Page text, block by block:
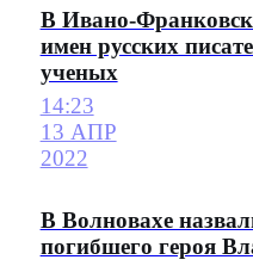
В Ивано-
имен русских
ученых
14:23
13 АПР
2022
В Волновахе
погибшего героя